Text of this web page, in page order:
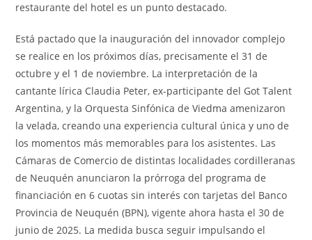
restaurante del hotel es un punto destacado.
Está pactado que la inauguración del innovador complejo
se realice en los próximos días, precisamente el 31 de
octubre y el 1 de noviembre. La interpretación de la
cantante lírica Claudia Peter, ex-participante del Got Talent
Argentina, y la Orquesta Sinfónica de Viedma amenizaron
la velada, creando una experiencia cultural única y uno de
los momentos más memorables para los asistentes. Las
Cámaras de Comercio de distintas localidades cordilleranas
de Neuquén anunciaron la prórroga del programa de
financiación en 6 cuotas sin interés con tarjetas del Banco
Provincia de Neuquén (BPN), vigente ahora hasta el 30 de
junio de 2025. La medida busca seguir impulsando el